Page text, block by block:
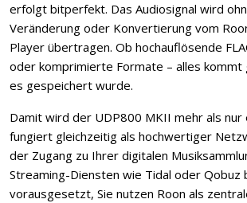
erfolgt bitperfekt. Das Audiosignal wird
Veränderung oder Konvertierung vom
Player übertragen. Ob hochauflösende
oder komprimierte Formate – alles kommt
es gespeichert wurde.
Damit wird der UDP800 MKII mehr als nur
fungiert gleichzeitig als hochwertiger
der Zugang zu Ihrer digitalen
Streaming-Diensten wie Tidal oder Qobuz
vorausgesetzt, Sie nutzen Roon als